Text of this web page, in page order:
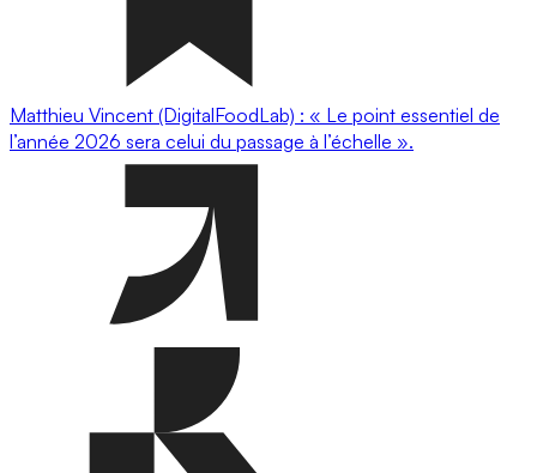
Matthieu Vincent (DigitalFoodLab) : « Le point essentiel de
l’année 2026 sera celui du passage à l’échelle ».